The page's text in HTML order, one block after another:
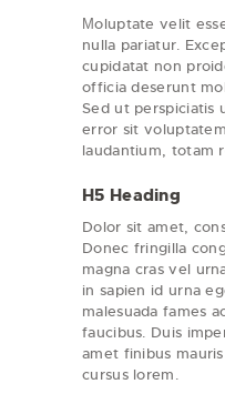
Мoluptate velit
nulla pariatur.
cupidatat non
officia deserunt
Sed ut perspiciatis
error sit
laudantium, totam
H5 Heading
Dolor sit amet,
Donec fringilla
magna cras vel
in sapien id urna
malesuada fames
faucibus. Duis
amet finibus
cursus lorem.